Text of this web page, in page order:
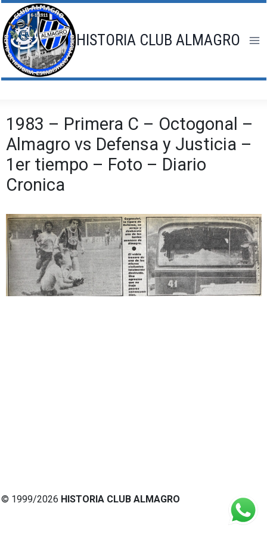
Saltar
al
contenido
HISTORIA CLUB ALMAGRO
1983 – Primera C – Octogonal –
Almagro vs Defensa y Justicia –
1er tiempo – Foto – Diario
Cronica
© 1999/2026 HISTORIA CLUB ALMAGRO